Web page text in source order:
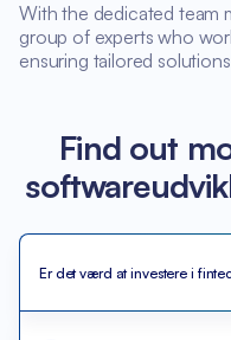
With the dedicated team
group of experts who
ensuring tailored
Find out
Er det værd at investere i